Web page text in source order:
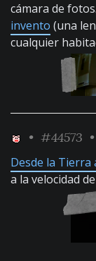
cámara de
invento (una
cualquier
• #44573
Desde la Tierra
a la velocidad